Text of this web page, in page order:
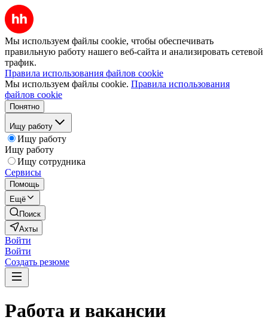
Мы используем файлы cookie, чтобы обеспечивать
правильную работу нашего веб-сайта и анализировать сетевой
трафик.
Правила использования файлов cookie
Мы используем файлы cookie. Правила использования
файлов cookie
Понятно
Ищу работу
Ищу работу
Ищу работу
Ищу сотрудника
Сервисы
Помощь
Ещё
Поиск
Ахты
Войти
Войти
Создать резюме
Работа и вакансии